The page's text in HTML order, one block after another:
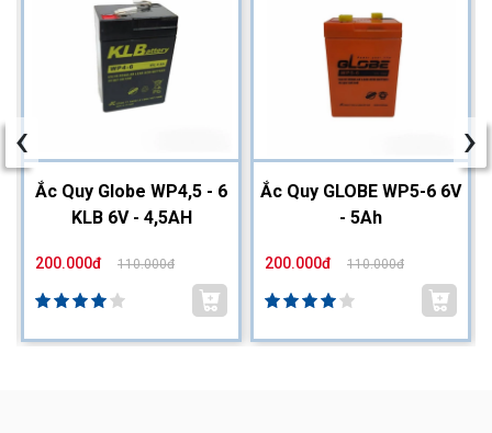
Ắc Quy Globe WP4,5 - 6
KLB 6V - 4,5AH
200.000đ 110.000đ
Ắc Quy GLOBE WP5-6 6V
- 5Ah
200.000đ 110.000đ
‹ ›